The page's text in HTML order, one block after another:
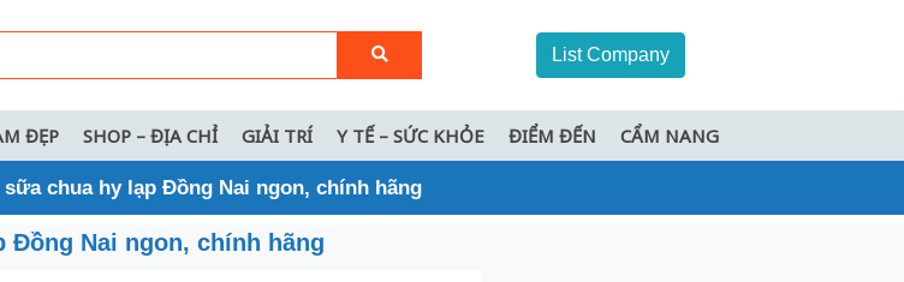
List Company
ĐẸP SHOP – ĐỊA CHỈ GIẢI TRÍ Y TẾ – SỨC KHỎE ĐIỂM ĐẾN CẨM NANG
sữa chua hy lạp Đồng Nai ngon, chính hãng
Đồng Nai ngon, chính hãng